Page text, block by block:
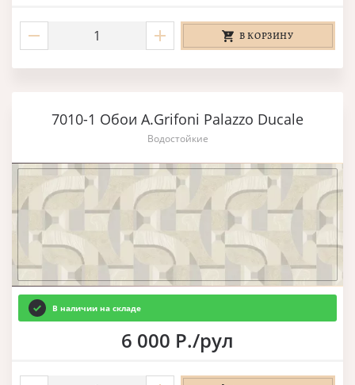
В КОРЗИНУ
7010-1 Обои A.Grifoni Palazzo Ducale
Водостойкие
В наличии на складе
6 000 Р./рул